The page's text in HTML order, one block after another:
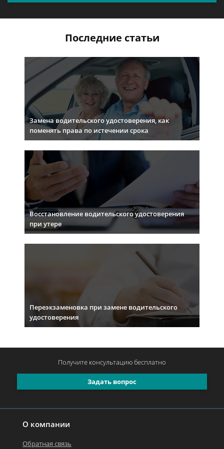
Последние статьи
Замена водительского удостоверения, как
поменять права по истечении срока
Восстановление водительского удостоверения
при утере
Переэкзаменовка при замене водительского
удостоверения
О компании
Обратная связь
Задать вопрос
Получите консультациюбесплатно